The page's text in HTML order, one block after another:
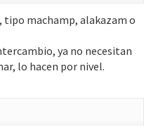
tipo machamp, alakazam o
ya no necesitan
lo hacen por nivel.